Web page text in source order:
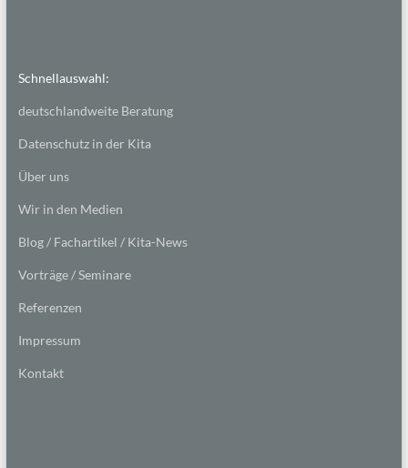
Schnellauswahl:
deutschlandweite Beratung
Datenschutz in der Kita
Über uns
Wir in den Medien
Blog / Fachartikel / Kita-News
Vorträge / Seminare
Referenzen
Impressum
Kontakt